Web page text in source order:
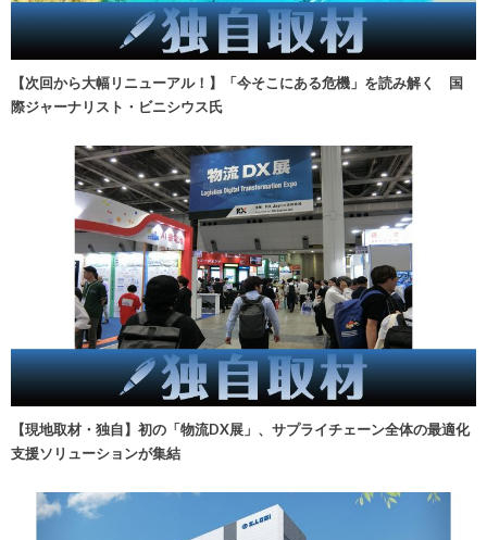
【次回から大幅リニューアル！】「今そこにある危機」を読み解く 国
際ジャーナリスト・ビニシウス氏
【現地取材・独自】初の「物流DX展」、サプライチェーン全体の最適化
支援ソリューションが集結